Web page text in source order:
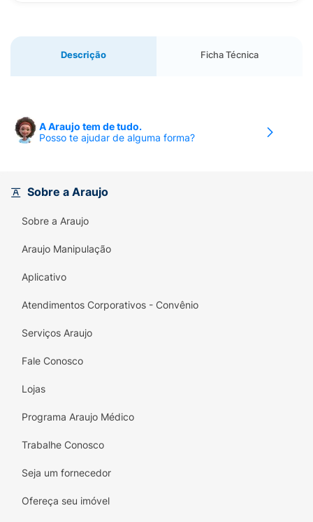
Descrição Ficha Técnica
A Araujo tem de tudo.
Posso te ajudar de alguma forma?
Sobre a Araujo
Sobre a Araujo
Araujo Manipulação
Aplicativo
Atendimentos Corporativos - Convênio
Serviços Araujo
Fale Conosco
Lojas
Programa Araujo Médico
Trabalhe Conosco
Seja um fornecedor
Ofereça seu imóvel